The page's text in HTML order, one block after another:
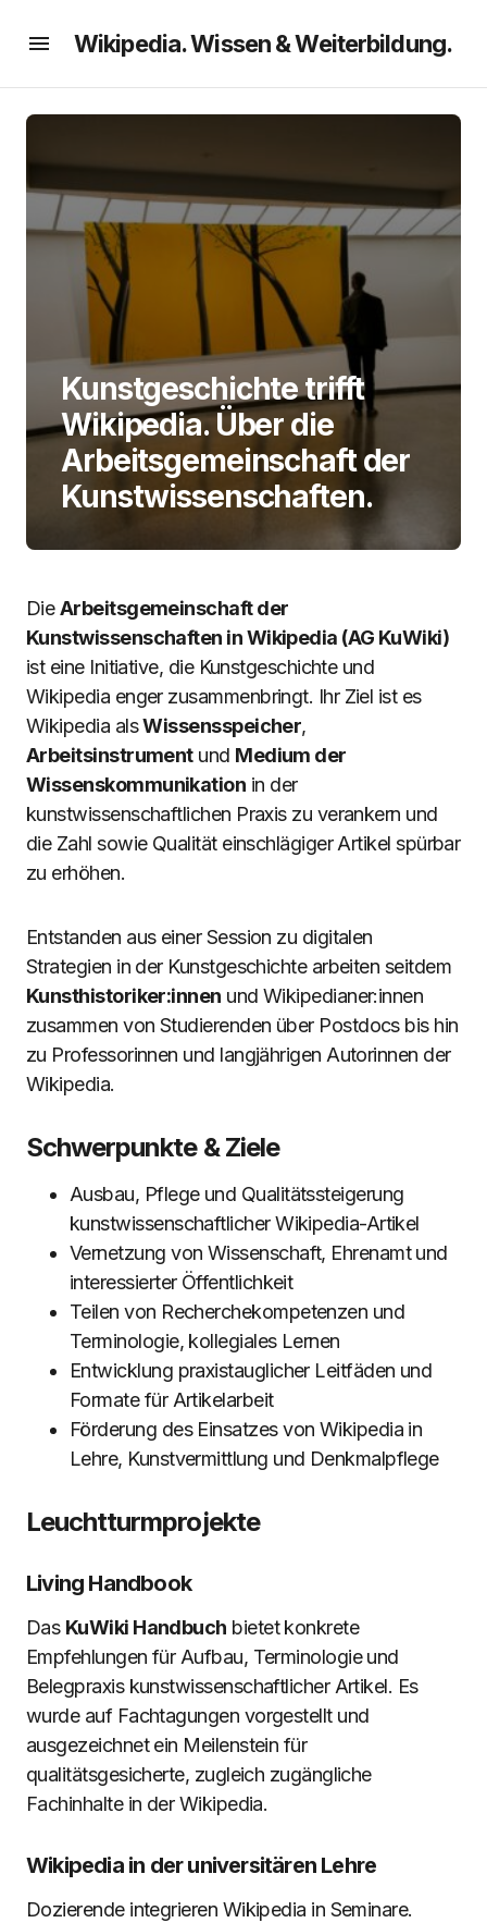
Wikipedia. Wissen & Weiterbildung.
Kunstgeschichte trifft
Wikipedia. Über die
Arbeitsgemeinschaft der
Kunstwissenschaften.
DieArbeitsgemeinschaft der
Kunstwissenschaften in Wikipedia (AG KuWiki)
ist eine Initiative, die Kunstgeschichte und
Wikipedia enger zusammenbringt. Ihr Ziel ist es
Wikipedia alsWissensspeicher,
Arbeitsinstrumentund Medium der
Wissenskommunikation in der
kunstwissenschaftlichen Praxis zu verankern und
die Zahl sowie Qualität einschlägiger Artikel spürbar
zu erhöhen.
Entstanden aus einer Session zu digitalen
Strategien in der Kunstgeschichte arbeiten seitdem
Kunsthistoriker:innen und Wikipedianer:innen
zusammen von Studierenden über Postdocs bis hin
zu Professorinnen und langjährigen Autorinnen der
Wikipedia.
Schwerpunkte & Ziele
Ausbau, Pflege und Qualitätssteigerung
kunstwissenschaftlicher Wikipedia-Artikel
Vernetzung von Wissenschaft, Ehrenamt und
interessierter Öffentlichkeit
Teilen von Recherchekompetenzen und
Terminologie, kollegiales Lernen
Entwicklung praxistauglicher Leitfäden und
Formate für Artikelarbeit
Förderung des Einsatzes von Wikipedia in
Lehre, Kunstvermittlung und Denkmalpflege
Leuchtturmprojekte
Living Handbook
Das KuWiki Handbuch bietet konkrete
Empfehlungen für Aufbau, Terminologie und
Belegpraxis kunstwissenschaftlicher Artikel. Es
wurde auf Fachtagungen vorgestellt und
ausgezeichnet ein Meilenstein für
qualitätsgesicherte, zugleich zugängliche
Fachinhalte in der Wikipedia.
Wikipedia in der universitären Lehre
Dozierende integrieren Wikipedia in Seminare.